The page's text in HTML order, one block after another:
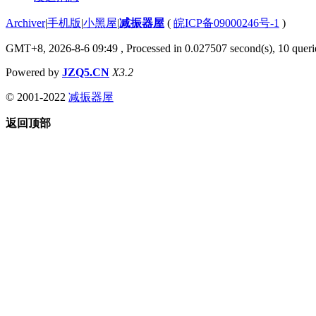
Archiver|手机版|小黑屋|减振器屋 ( 皖ICP备09000246号-1 )
GMT+8, 2026-8-6 09:49 , Processed in 0.027507 second(s), 10
Powered by JZQ5.CN X3.2
© 2001-2022 减振器屋
返回顶部